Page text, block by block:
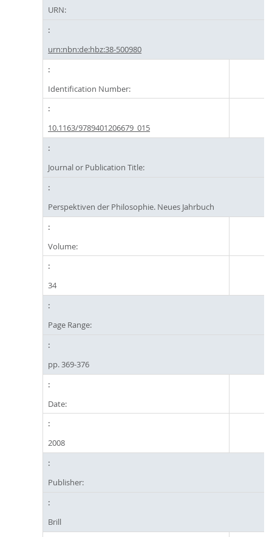
URN:
urn:nbn:de:hbz:38-500980
Identification Number:
10.1163/9789401206679_015
Journal or Publication Title:
Perspektiven der Philosophie. Neues Jahrbuch
Volume:
34
Page Range:
pp. 369-376
Date:
2008
Publisher:
Brill